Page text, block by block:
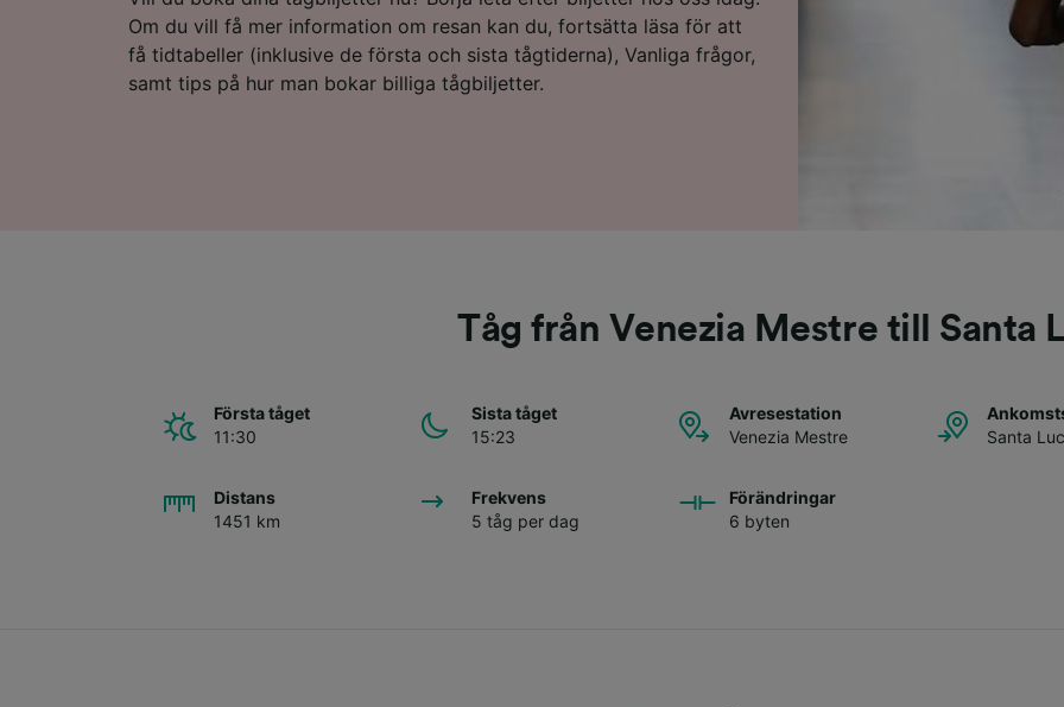
Om du vill få mer information om resan kan du, fortsätta läsa för att
få tidtabeller (inklusive de första och sista tågtiderna), Vanliga frågor,
samt tips på hur man bokar billiga tågbiljetter.
Tåg från Venezia Mestre till Santa
Första tåget
11:30
Sista tåget
15:23
Avresestation
Venezia Mestre
Santa
Distans
1451 km
Frekvens
5 tåg per dag
Förändringar
6 byten